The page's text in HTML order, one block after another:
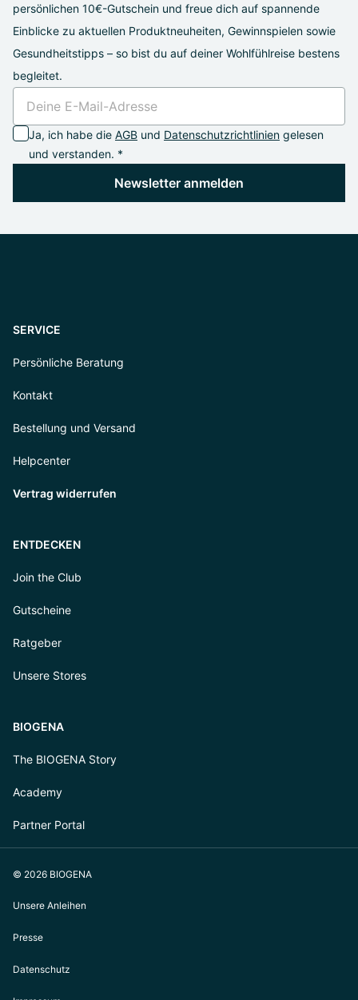
persönlichen 10€-Gutschein und freue dich auf spannende
Einblicke zu aktuellen Produktneuheiten, Gewinnspielen sowie
Gesundheitstipps – so bist du auf deiner Wohlfühlreise bestens
begleitet.
Ja, ich habe die AGB und Datenschutzrichtlinien gelesen
und verstanden. *
Newsletter anmelden
SERVICE
Persönliche Beratung
Kontakt
Bestellung und Versand
Helpcenter
Vertrag widerrufen
ENTDECKEN
Join the Club
Gutscheine
Ratgeber
Unsere Stores
BIOGENA
The BIOGENA Story
Academy
Partner Portal
© 2026 BIOGENA
Unsere Anleihen
Presse
Datenschutz